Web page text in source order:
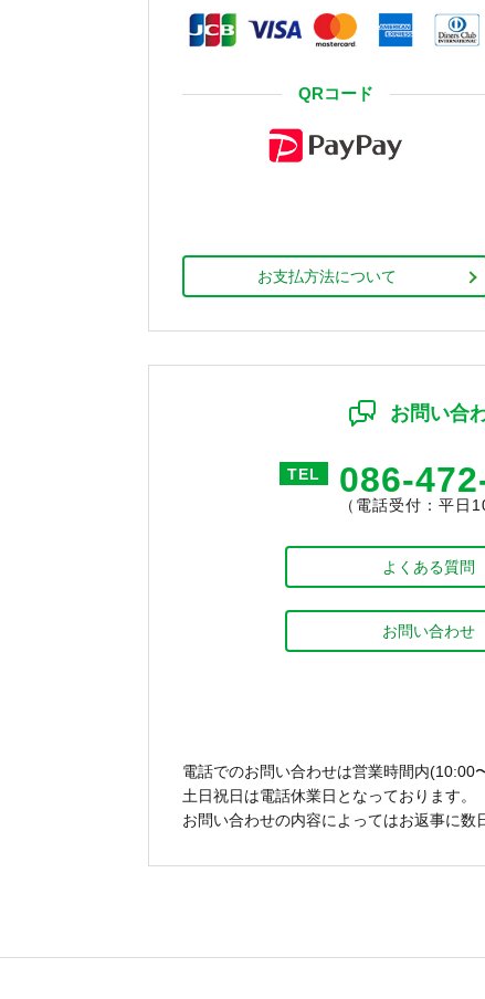
QRコード
お支払方法について
お問い合
TEL 086-
（電話受付：平日
よくある質問
お問い合わせ
電話でのお問い合わせは営業時間内(10:00
土日祝日は電話休業日となっております。
お問い合わせの内容によってはお返事に数